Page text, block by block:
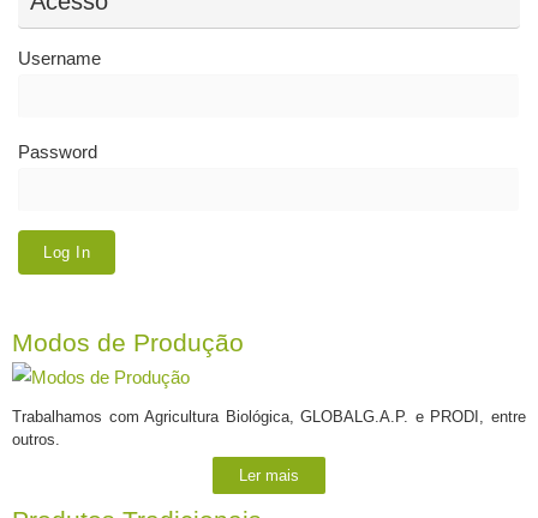
Username
Password
Modos de Produção
Trabalhamos com Agricultura Biológica, GLOBALG.A.P. e PRODI, entre
outros.
Ler mais